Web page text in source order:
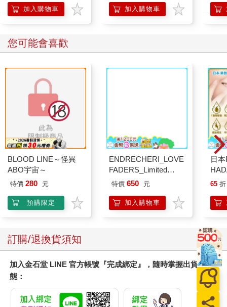
加入購物車 加入購物車
您可能會喜歡
BLOOD LINE～怪異
ABO宇宙～
特價 280 元
預購限定
ENDRECHERI_LOVE
FADERS_Limited
Edition B（CD＋
特價 650 元
加入購物車
日
金
臉
65 折
訂購/退換貨須知
加入金石堂 LINE 官方帳號『完成綁定』，隨時掌握出貨動
態：